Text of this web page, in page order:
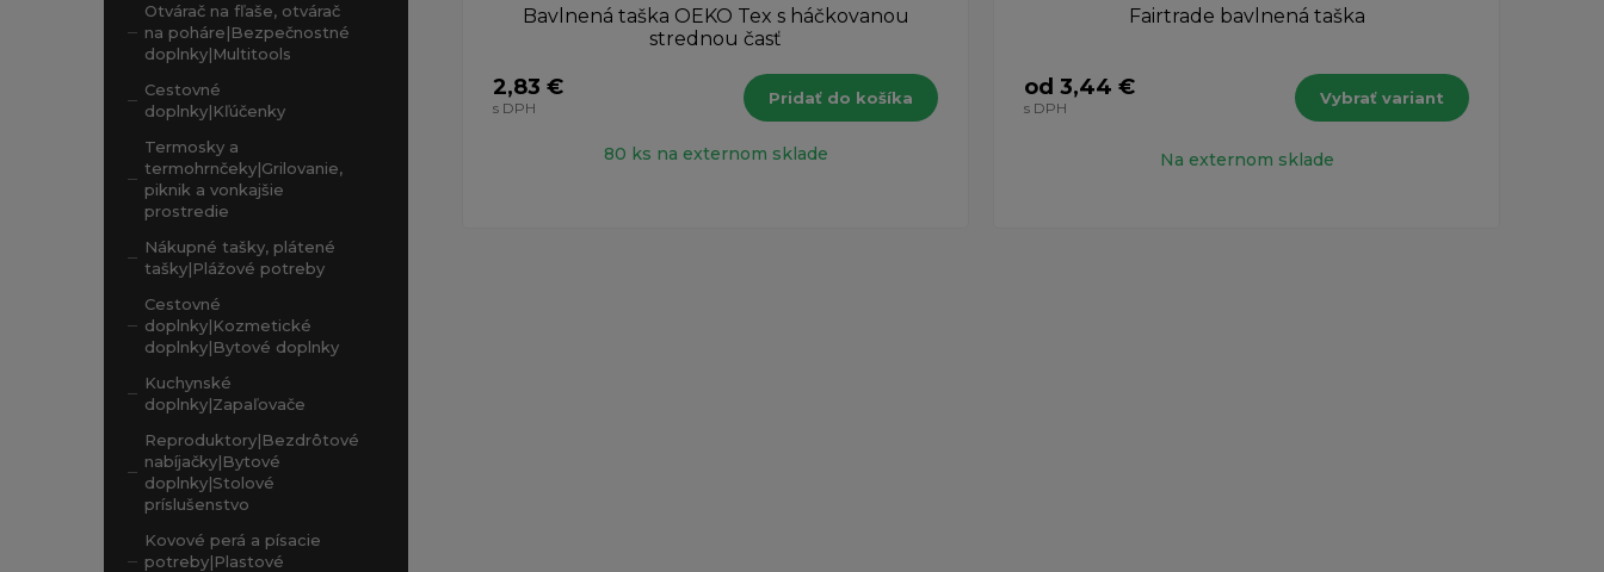
Otvárač na fľaše, otvárač
na poháre|Bezpečnostné
doplnky|Multitools
Cestovné
doplnky|Kľúčenky
Termosky a
termohrnčeky|Grilovanie,
piknik a vonkajšie
prostredie
Nákupné tašky, plátené
tašky|Plážové potreby
Cestovné
doplnky|Kozmetické
doplnky|Bytové doplnky
Kuchynské
doplnky|Zapaľovače
Reproduktory|Bezdrôtové
nabíjačky|Bytové
doplnky|Stolové
príslušenstvo
Kovové perá a písacie
potreby|Plastové
Bavlnená taška OEKO Tex s háčkovanou
strednou časť
2,83 €
s DPH
Pridať do košíka
80 ks na externom sklade
Fairtrade bavlnená taška
od 3,44 €
s DPH
Vybrať variant
Na externom sklade